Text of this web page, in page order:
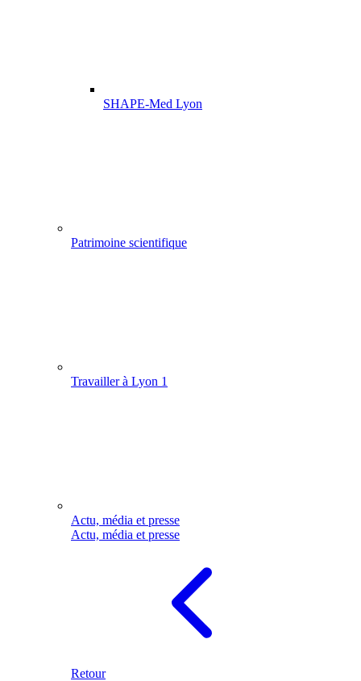
SHAPE-Med Lyon
Patrimoine scientifique
Travailler à Lyon 1
Actu, média et presse
Actu, média et presse
Retour